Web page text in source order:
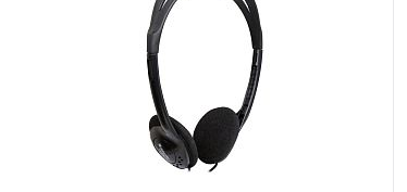
Купить в 1 клик
Сравнение
В наличии